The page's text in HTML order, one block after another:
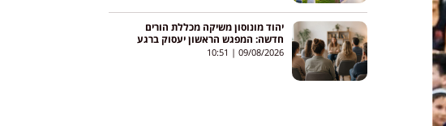
יהוד מונוסון משיקה מכללת הורים
חדשה: המפגש הראשון יעסוק ברגע
שאחרי קבלת אבחנה
09/08/2026